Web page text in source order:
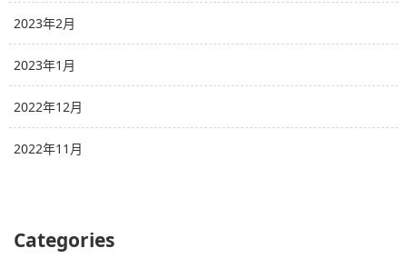
2023年2月
2023年1月
2022年12月
2022年11月
Categories